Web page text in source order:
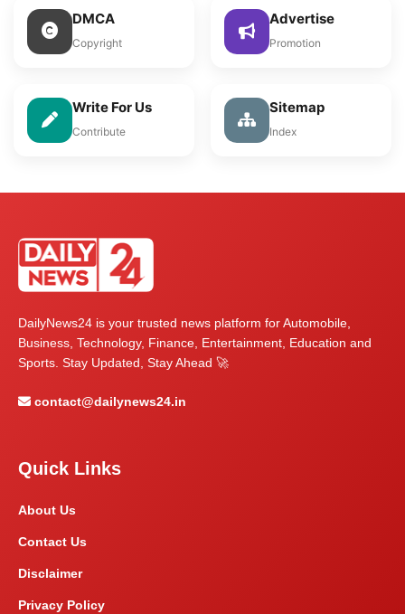
DMCA
Copyright
Advertise
Promotion
Write For Us
Contribute
Sitemap
Index
DailyNews24 is your trusted news platform for Automobile,
Business, Technology, Finance, Entertainment, Education and
Sports. Stay Updated, Stay Ahead 🚀
contact@dailynews24.in
Quick Links
About Us
Contact Us
Disclaimer
Privacy Policy